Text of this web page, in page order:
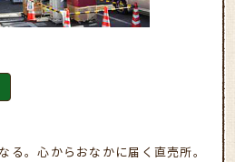
る。心からおなかに届く直売所。